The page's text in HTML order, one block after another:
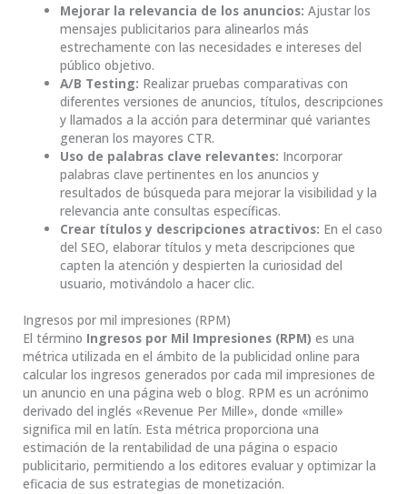
Mejorar la relevancia de los anuncios: Ajustar los
mensajes publicitarios para alinearlos más
estrechamente con las necesidades e intereses del
público objetivo.
A/B Testing: Realizar pruebas comparativas con
diferentes versiones de anuncios, títulos, descripciones
y llamados a la acción para determinar qué variantes
generan los mayores CTR.
Uso de palabras clave relevantes: Incorporar
palabras clave pertinentes en los anuncios y
resultados de búsqueda para mejorar la visibilidad y la
relevancia ante consultas específicas.
Crear títulos y descripciones atractivos: En el caso
del SEO, elaborar títulos y meta descripciones que
capten la atención y despierten la curiosidad del
usuario, motivándolo a hacer clic.
Ingresos por mil impresiones (RPM)
El término Ingresos por Mil Impresiones (RPM) es una
métrica utilizada en el ámbito de la publicidad online para
calcular los ingresos generados por cada mil impresiones de
un anuncio en una página web o blog. RPM es un acrónimo
derivado del inglés «Revenue Per Mille», donde «mille»
significa mil en latín. Esta métrica proporciona una
estimación de la rentabilidad de una página o espacio
publicitario, permitiendo a los editores evaluar y optimizar la
eficacia de sus estrategias de monetización.